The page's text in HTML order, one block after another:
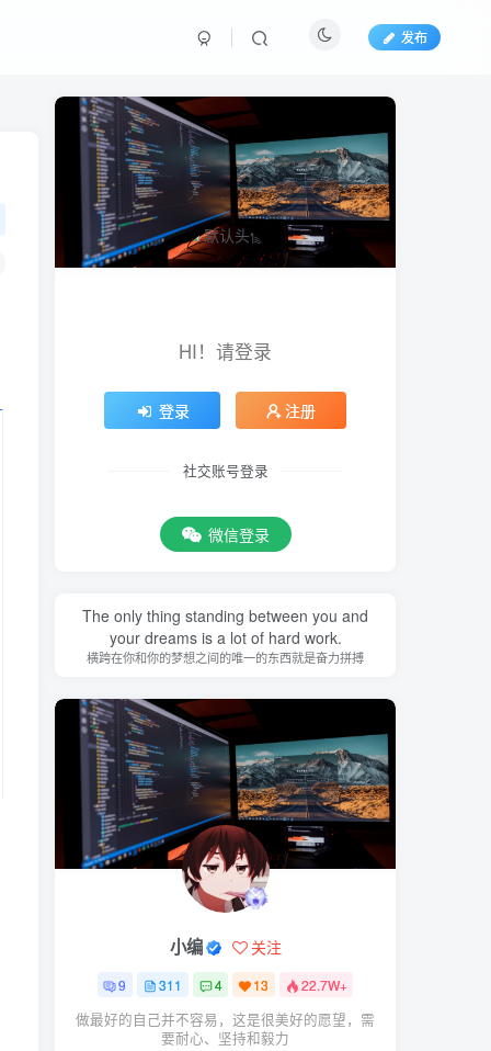
发布
HI！请登录
登录 注册
社交账号登录
微信登录
The only thing standing between you and
your dreams is a lot of hard work.
横跨在你和你的梦想之间的唯一的东西就是奋力拼搏
小编 关注
9 311 4 13 22.7W+
做最好的自己并不容易，这是很美好的愿望，需
要耐心、坚持和毅力